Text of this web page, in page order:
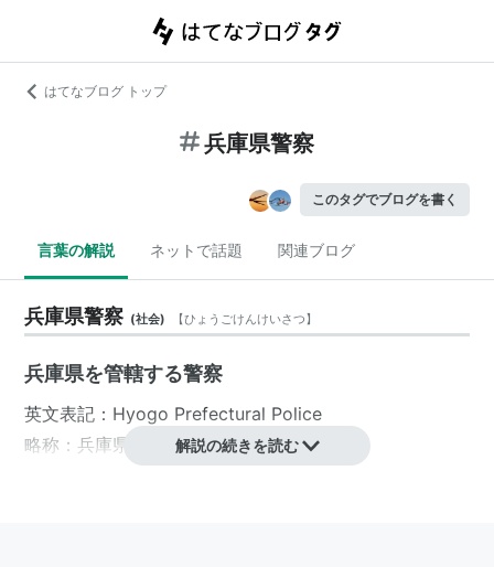
はてなブログ トップ
兵庫県警察
このタグでブログを書く
言葉の解説 ネットで話題 関連ブログ
兵庫県警察 (社会) 【ひょうごけんけいさつ】
兵庫県を管轄する警察
英文表記：Hyogo Prefectural Police
略称：兵庫県警 解説の続きを読む